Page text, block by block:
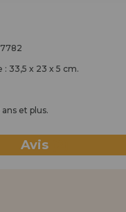
33,5 x 23 x 5 cm.
et plus.
Avis